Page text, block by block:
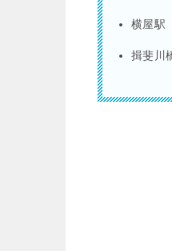
横屋駅
揖斐川